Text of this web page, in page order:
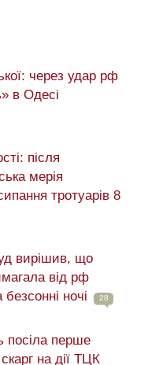
через удар рф
в Одесі
після
мерія
тротуарів 8
вирішив, що
від рф
ночі
28
посіла перше
скарг на дії ТЦК